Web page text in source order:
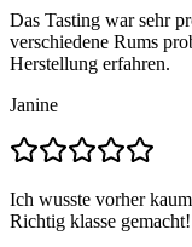
Das Tasting war sehr
verschiedene Rums
Herstellung erfahren.
Janine
Ich wusste vorher
Richtig klasse gemacht!